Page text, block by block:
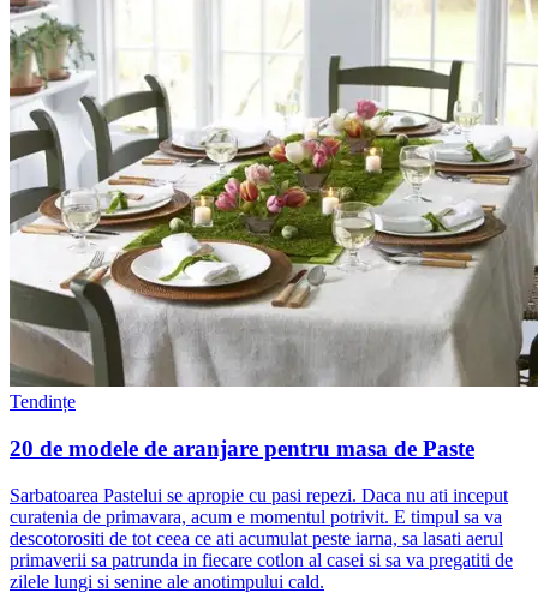
Tendințe
20 de modele de aranjare pentru masa de Paste
Sarbatoarea Pastelui se apropie cu pasi repezi. Daca nu ati inceput
curatenia de primavara, acum e momentul potrivit. E timpul sa va
descotorositi de tot ceea ce ati acumulat peste iarna, sa lasati aerul
primaverii sa patrunda in fiecare cotlon al casei si sa va pregatiti de
zilele lungi si senine ale anotimpului cald.